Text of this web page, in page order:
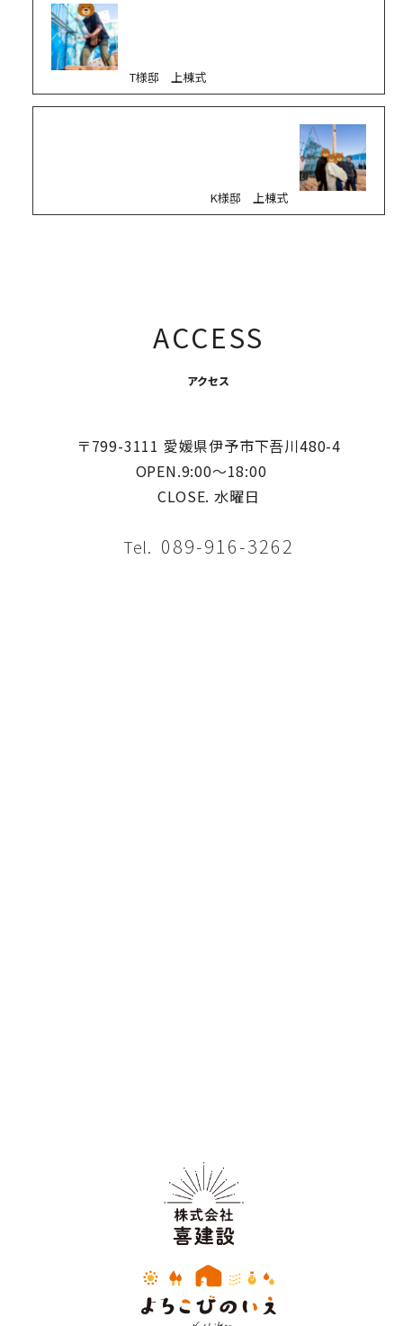
T様邸 上棟式
K様邸 上棟式
ACCESS
アクセス
〒799-3111 愛媛県伊予市下吾川480-4
OPEN.9:00〜18:00
CLOSE. 水曜日
Tel. 089-916-3262